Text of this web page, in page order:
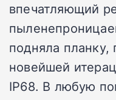
впечатляющий
подняла планку,
новейшей
IP68. В любую